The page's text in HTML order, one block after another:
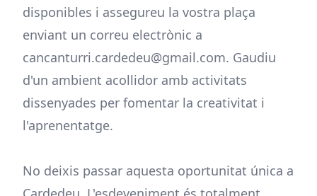
disponibles i assegureu la vostra plaça
enviant un correu electrònic a
cancanturri.cardedeu@gmail.com. Gaudiu
d'un ambient acollidor amb activitats
dissenyades per fomentar la creativitat i
l'aprenentatge.
No deixis passar aquesta oportunitat única a